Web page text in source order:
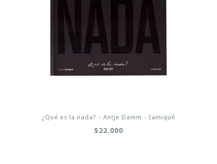
¿Qué es la nada? - Antje Damm - Iamiqué
$22.000